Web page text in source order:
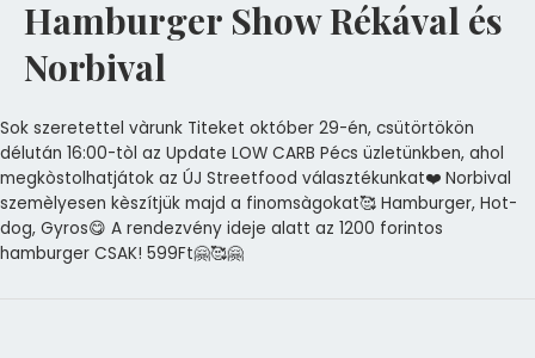
Hamburger Show Rékával és
Norbival
Sok szeretettel vàrunk Titeket október 29-én, csütörtökön
délután 16:00-tòl az Update LOW CARB Pécs üzletünkben, ahol
megkòstolhatjátok az ÚJ Streetfood választékunkat❤️ Norbival
szemèlyesen kèszítjük majd a finomsàgokat🥰 Hamburger, Hot-
dog, Gyros😋 A rendezvény ideje alatt az 1200 forintos
hamburger CSAK! 599Ft🤗🥰🤗